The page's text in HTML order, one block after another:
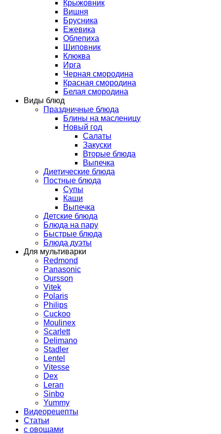
Крыжовник
Вишня
Брусника
Ежевика
Облепиха
Шиповник
Клюква
Ирга
Черная смородина
Красная смородина
Белая смородина
Виды блюд
Праздничные блюда
Блины на масленицу
Новый год
Салаты
Закуски
Вторые блюда
Выпечка
Диетические блюда
Постные блюда
Супы
Каши
Выпечка
Детские блюда
Блюда на пару
Быстрые блюда
Блюда дуэты
Для мультиварки
Redmond
Panasonic
Oursson
Vitek
Polaris
Philips
Cuckoo
Moulinex
Scarlett
Delimano
Stadler
Lentel
Vitesse
Dex
Leran
Sinbo
Yummy
Видеорецепты
Статьи
с овощами